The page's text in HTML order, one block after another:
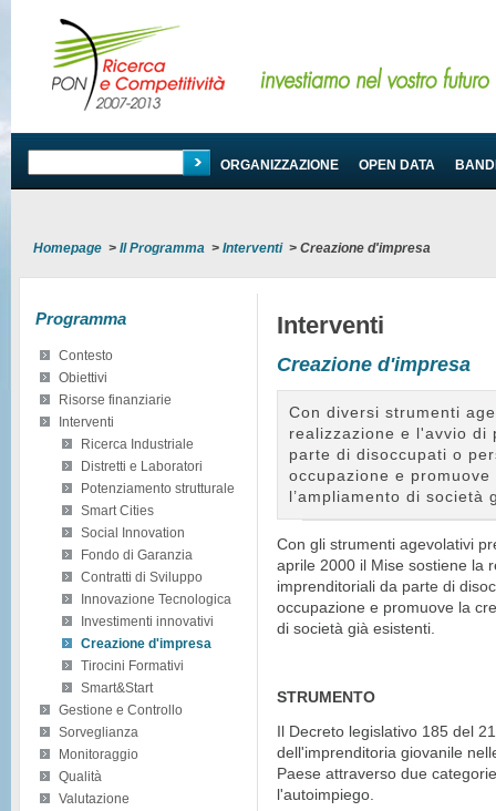
PROGRAMMA ORGANIZZAZIONE OPEN DATA
Homepage > Il Programma > Interventi> Creazione d'impresa
Programma
Contesto
Obiettivi
Risorse finanziarie
Interventi
Ricerca Industriale
Distretti e Laboratori
Potenziamento strutturale
Smart Cities
Social Innovation
Fondo di Garanzia
Contratti di Sviluppo
Innovazione Tecnologica
Investimenti innovativi
Creazione d'impresa
Tirocini Formativi
Smart&Start
Gestione e Controllo
Sorveglianza
Monitoraggio
Qualità
Valutazione
Interventi
Creazione d'impresa
Con diversi strumenti
realizzazione e l'avvio di
parte di disoccupati o
occupazione e
l’ampliamento di società
Con gli strumenti agevolativi
aprile 2000 il Mise sostiene la
imprenditoriali da parte di
occupazione e promuove la
di società già esistenti.
STRUMENTO
Il Decreto legislativo 185 del
dell'imprenditoria giovanile
Paese attraverso due
l'autoimpiego.